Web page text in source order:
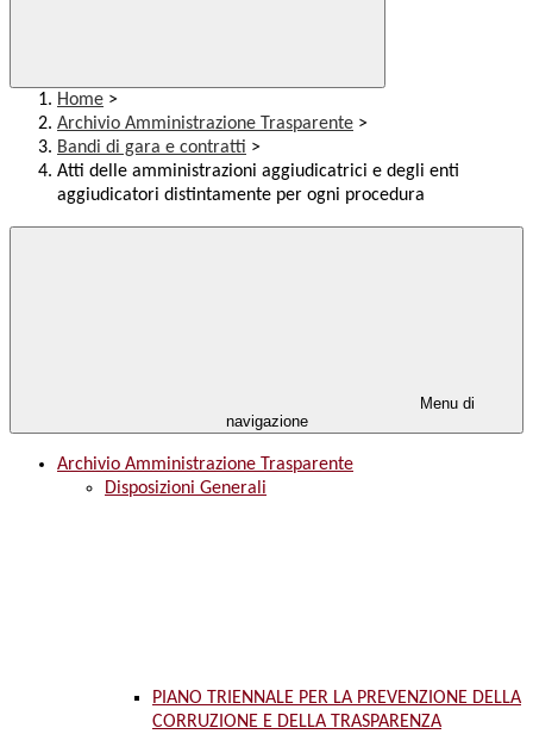
Home >
Archivio Amministrazione Trasparente >
Bandi di gara e contratti >
Atti delle amministrazioni aggiudicatrici e degli enti
aggiudicatori distintamente per ogni procedura
Menu di
navigazione
Archivio Amministrazione Trasparente
Disposizioni Generali
PIANO TRIENNALE PER LA PREVENZIONE DELLA
CORRUZIONE E DELLA TRASPARENZA